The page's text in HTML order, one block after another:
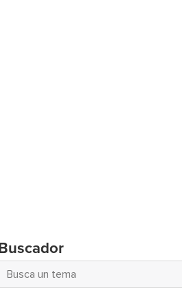
Buscador